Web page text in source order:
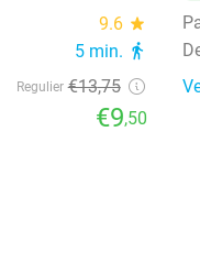
9.6 star
5 min. directions_walk
Regulier €13,75
€9,50